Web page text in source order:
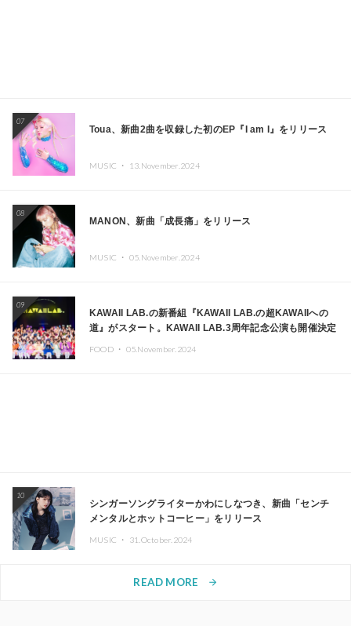
07
Toua、新曲2曲を収録した初のEP『I am I』をリリース
MUSIC ・ 13.November.2024
08
MANON、新曲「成長痛」をリリース
MUSIC ・ 05.November.2024
09
KAWAII LAB.の新番組『KAWAII LAB.の超KAWAIIへの
道』がスタート。KAWAII LAB.3周年記念公演も開催決定
FOOD ・ 05.November.2024
10
シンガーソングライターかわにしなつき、新曲「センチ
メンタルとホットコーヒー」をリリース
MUSIC ・ 31.October.2024
READ MORE arrow_forward